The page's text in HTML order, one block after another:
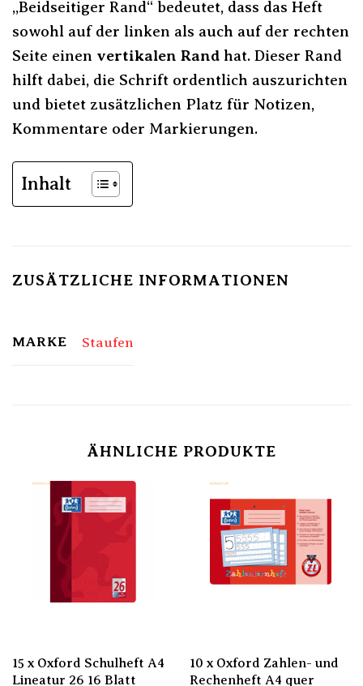
„Beidseitiger Rand“ bedeutet, dass das Heft
sowohl auf der linken als auch auf der rechten
Seite einen vertikalen Rand hat. Dieser Rand
hilft dabei, die Schrift ordentlich auszurichten
und bietet zusätzlichen Platz für Notizen,
Kommentare oder Markierungen.
Inhalt
ZUSÄTZLICHE INFORMATIONEN
MARKE Staufen
ÄHNLICHE PRODUKTE
15 x Oxford Schulheft A4
Lineatur 26 16 Blatt
10 x Oxford Zahlen- und
Rechenheft A4 quer